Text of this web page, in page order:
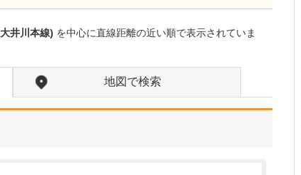
井川本線) を中心に直線距離の近い順で表示されていま
地図で検索
神奈川県茅ヶ崎市
湘南いしぐろクリニック
クリニックの特徴である内視鏡検査について教
えてください。
当院の内視鏡検査は、
「楽に受けられて、早く